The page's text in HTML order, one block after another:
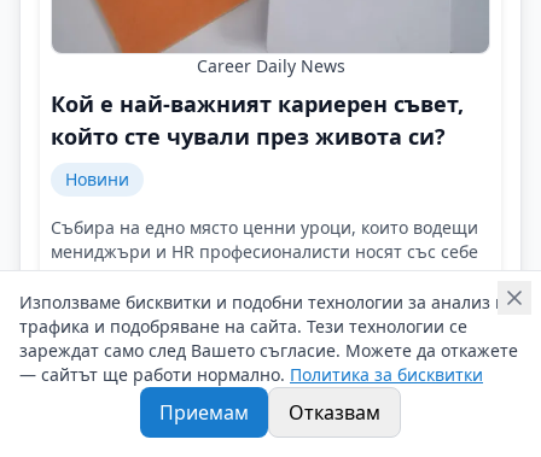
Career Daily News
Кой е най-важният кариерен съвет,
който сте чували през живота си?
Новини
Събира на едно място ценни уроци, които водещи
мениджъри и HR професионалисти носят със себе
си през годините?
Контакти на Career Daily News
29/07/2026 г/
#Career_Daily_News #Advices#Кариерни_съвети
Използваме бисквитки и подобни технологии за анализ на
трафика и подобряване на сайта. Тези технологии се
зареждат само след Вашето съгласие. Можете да откажете
— сайтът ще работи нормално. Политика за бисквитки
Приемам Отказвам